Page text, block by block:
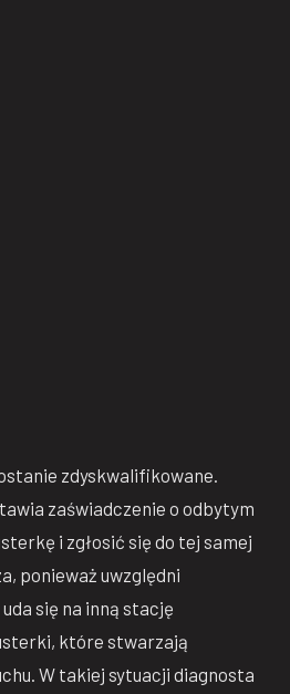
zdyskwalifikowane.
zaświadczenie o odbytym
i zgłosić się do tej samej
ponieważ uwzględni
się na inną stację
które stwarzają
W takiej sytuacji diagnosta